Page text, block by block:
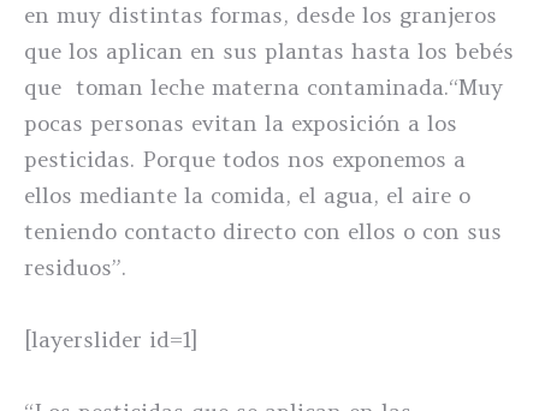
en muy distintas formas, desde los granjeros
que los aplican en sus plantas hasta los bebés
que toman leche materna contaminada.“Muy
pocas personas evitan la exposición a los
pesticidas. Porque todos nos exponemos a
ellos mediante la comida, el agua, el aire o
teniendo contacto directo con ellos o con sus
residuos”.
[layerslider id=1]